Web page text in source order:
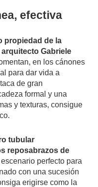
efectiva
propiedad de la
Gabriele
en los cánones
para dar vida a
de gran
formal y una
y texturas, consigue
tubular
reposabrazos de
perfecto para
con una sucesión
erigirse como la